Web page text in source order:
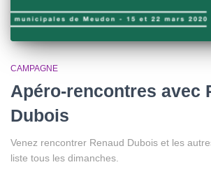
CAMPAGNE
Apéro-rencontres avec
Dubois
Venez rencontrer Renaud Dubois et les
liste tous les dimanches.